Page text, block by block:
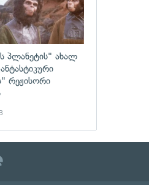
პლანეტის" ახალ
რეჟისორი